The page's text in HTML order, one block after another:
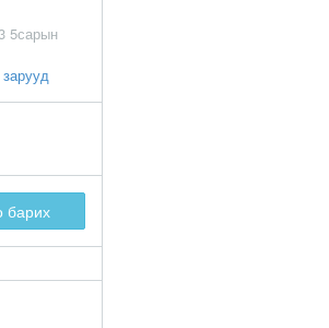
5сарын
барих